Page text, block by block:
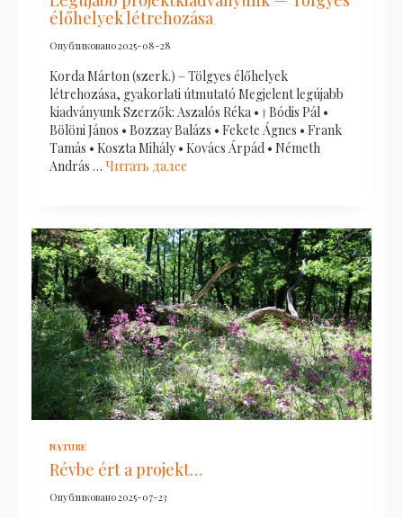
élőhelyek létrehozása
Опубликовано2025-08-28
Korda Márton (szerk.) – Tölgyes élőhelyek
létrehozása, gyakorlati útmutató Megjelent legújabb
kiadványunk Szerzők: Aszalós Réka • † Bódis Pál •
Bölöni János • Bozzay Balázs • Fekete Ágnes • Frank
Tamás • Koszta Mihály • Kovács Árpád • Németh
András … Читать далее
NATURE
Révbe ért a projekt…
Опубликовано2025-07-23